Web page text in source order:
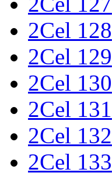
2Cel 128
2Cel 129
2Cel 130
2Cel 131
2Cel 132
2Cel 133